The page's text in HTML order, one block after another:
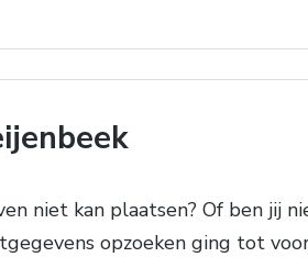
niet kan plaatsen? Of ben jij
opzoeken ging tot